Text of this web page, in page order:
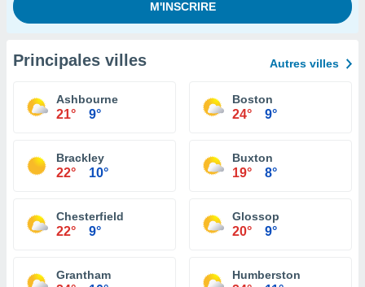
Principales villes Autres villes
Ashbourne
21° 9°
Boston
24° 9°
Brackley
22° 10°
Buxton
19° 8°
Chesterfield
22° 9°
Glossop
20° 9°
Grantham Humberston